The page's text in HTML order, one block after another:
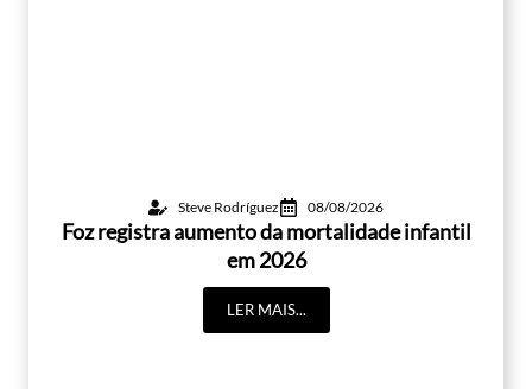
Steve Rodríguez 08/08/2026
Foz registra aumento da mortalidade infantil
em 2026
LER MAIS...